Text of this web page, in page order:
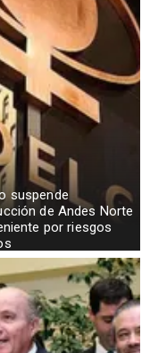
suspende
de Andes Norte
por riesgos